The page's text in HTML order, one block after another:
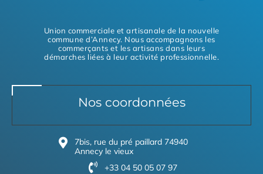
Union commerciale et artisanale de la nouvelle
commune d’Annecy. Nous accompagnons les
commerçants et les artisans dans leurs
démarches liées à leur activité professionnelle.
Nos coordonnées
7bis, rue du pré paillard 74940
Annecy le vieux
+33 04 50 05 07 97